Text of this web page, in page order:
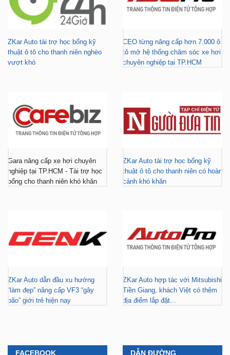
ZKar Auto tài trợ học bổng kỹ
thuật ô tô cho thanh niên nghèo
CEO từng nâng cấp hơn 7.000 ô
Gara nâng cấp xe hơi chuyên
ZKar Auto tài trợ học bổng kỹ
ZKar Auto hợp tác với Mitsubishi